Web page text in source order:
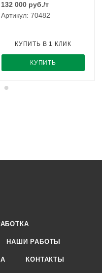
132 000 руб./т
Артикул: 70482
КУПИТЬ
КУПИТЬ В 1 КЛИК
НАШИ РАБОТЫ
КОНТАКТЫ